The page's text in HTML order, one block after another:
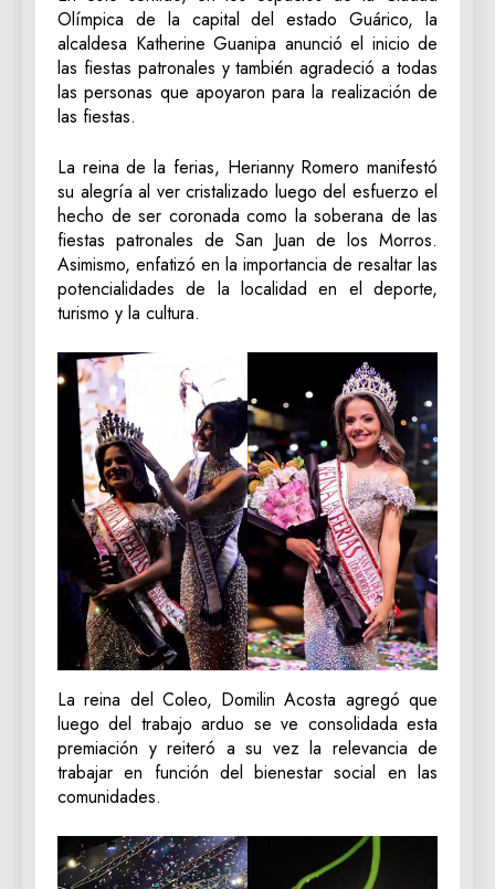
Olímpica de la capital del estado Guárico, la
alcaldesa Katherine Guanipa anunció el inicio de
las fiestas patronales y también agradeció a todas
las personas que apoyaron para la realización de
las fiestas.
La reina de la ferias, Herianny Romero manifestó
su alegría al ver cristalizado luego del esfuerzo el
hecho de ser coronada como la soberana de las
fiestas patronales de San Juan de los Morros.
Asimismo, enfatizó en la importancia de resaltar las
potencialidades de la localidad en el deporte,
turismo y la cultura.
La reina del Coleo, Domilin Acosta agregó que
luego del trabajo arduo se ve consolidada esta
premiación y reiteró a su vez la relevancia de
trabajar en función del bienestar social en las
comunidades.